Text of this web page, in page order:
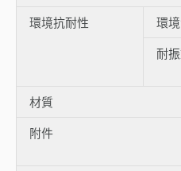
環境抗耐性
環
耐
材質
附件